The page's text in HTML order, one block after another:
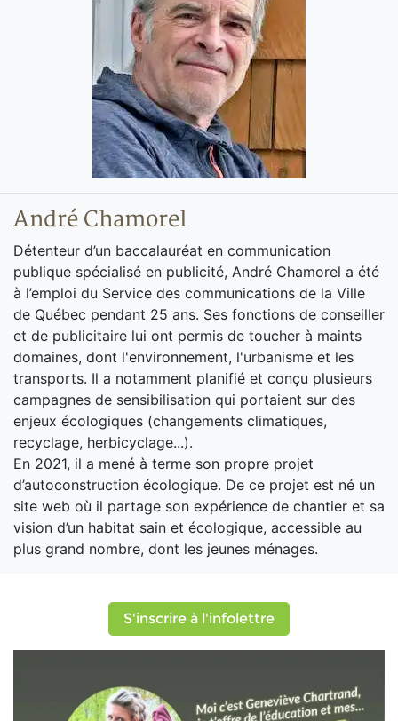
André Chamorel
Détenteur d’un baccalauréat en communication
publique spécialisé en publicité, André Chamorel a été
à l’emploi du Service des communications de la Ville
de Québec pendant 25 ans. Ses fonctions de conseiller
et de publicitaire lui ont permis de toucher à maints
domaines, dont l'environnement, l'urbanisme et les
transports. Il a notamment planifié et conçu plusieurs
campagnes de sensibilisation qui portaient sur des
enjeux écologiques (changements climatiques,
recyclage, herbicyclage...).
En 2021, il a mené à terme son propre projet
d’autoconstruction écologique. De ce projet est né un
site web où il partage son expérience de chantier et sa
vision d’un habitat sain et écologique, accessible au
plus grand nombre, dont les jeunes ménages.
S'inscrire à l'infolettre